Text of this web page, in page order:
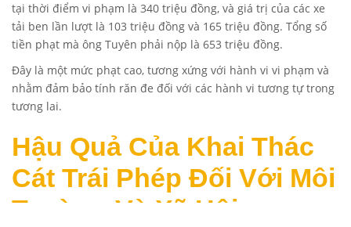
tại thời điểm vi phạm là 340 triệu đồng, và giá trị của các xe
tải ben lần lượt là 103 triệu đồng và 165 triệu đồng. Tổng số
tiền phạt mà ông Tuyên phải nộp là 653 triệu đồng.
Đây là một mức phạt cao, tương xứng với hành vi vi phạm và
nhằm đảm bảo tính răn đe đối với các hành vi tương tự trong
tương lai.
Hậu Quả Của Khai Thác
Cát Trái Phép Đối Với Môi
Trường Và Xã Hội